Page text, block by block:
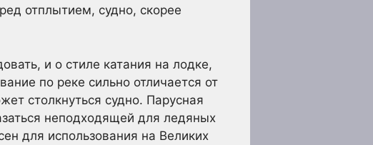
отплытием, судно, скорее
и о стиле катания на лодке,
по реке сильно отличается от
столкнуться судно. Парусная
неподходящей для ледяных
для использования на Великих